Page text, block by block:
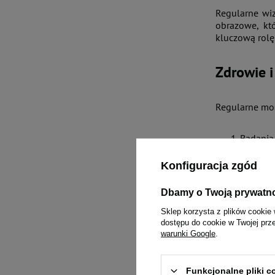
Regularne
obrazowe,
kluczową
Zdrowie
Regularne
Ile lat żyją
Konfiguracja zgód
Dbamy o Twoją
Sklep korzysta z plików cookie
dostępu do cookie w Twojej
warunki Google
Funkcjonalne pliki